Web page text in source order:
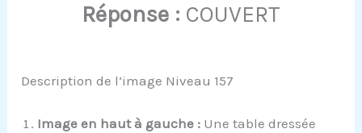
Réponse : COUVERT
Description de l’image Niveau 157
Image en haut à gauche : Une table dressée